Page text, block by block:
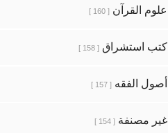
علوم القرآن [ 160 ]
كتب استشراق [ 158 ]
أصول الفقه [ 157 ]
غير مصنفة [ 154 ]